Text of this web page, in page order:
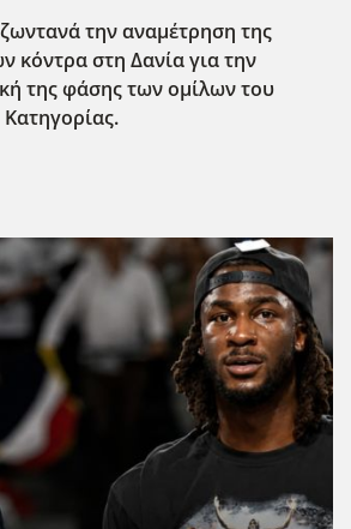
την αναμέτρηση της
κόντρα στη Δανία για την
της φάσης των ομίλων του